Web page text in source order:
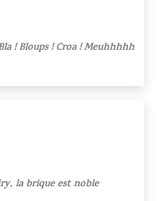
! Bloups ! Croa ! Meuhhhhh
la brique est noble